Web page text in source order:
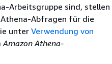
Arbeitsgruppe sind, stellen
Abfragen für die
unter Verwendung von
Amazon Athena-